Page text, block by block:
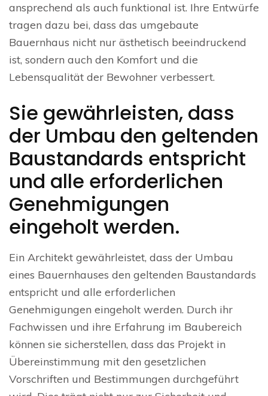
ansprechend als auch funktional ist. Ihre Entwürfe
tragen dazu bei, dass das umgebaute
Bauernhaus nicht nur ästhetisch beeindruckend
ist, sondern auch den Komfort und die
Lebensqualität der Bewohner verbessert.
Sie gewährleisten, dass
der Umbau den geltenden
Baustandards entspricht
und alle erforderlichen
Genehmigungen
eingeholt werden.
Ein Architekt gewährleistet, dass der Umbau
eines Bauernhauses den geltenden Baustandards
entspricht und alle erforderlichen
Genehmigungen eingeholt werden. Durch ihr
Fachwissen und ihre Erfahrung im Baubereich
können sie sicherstellen, dass das Projekt in
Übereinstimmung mit den gesetzlichen
Vorschriften und Bestimmungen durchgeführt